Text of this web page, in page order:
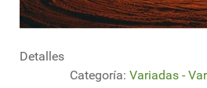
Detalles
Categoría: Variadas -